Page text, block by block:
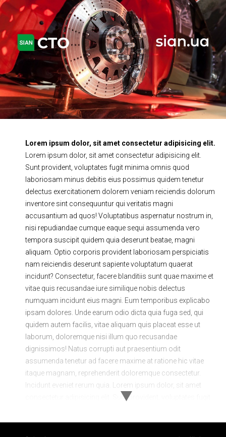
ГРМ Шиномонтаж
Запчастини Двигун
Гальмівна система Заміна Ременей
Lorem ipsum dolor, sit amet consectetur adipisicing elit.
Lorem ipsum dolor, sit amet consectetur adipisicing elit.
Sunt provident, voluptates fugit minima omnis quod
laboriosam minus debitis eius possimus quidem tenetur
delectus exercitationem dolorem veniam reiciendis dolorum
inventore sint consequuntur qui veritatis magni
accusantium ad quos! Voluptatibus aspernatur nostrum in,
nisi repudiandae cumque eaque sequi assumenda vero
tempora suscipit quidem quia deserunt beatae, magni
aliquam. Optio corporis provident laboriosam perspiciatis
nam reiciendis deserunt sapiente voluptatum quaerat
incidunt? Consectetur, facere blanditiis sunt quae maxime et
vitae quis recusandae iure similique nobis delectus
numquam incidunt eius magni. Eum temporibus explicabo
ipsam dolores. Unde earum odio dicta quia fuga sed, qui
quidem autem facilis, vitae aliquam quis placeat esse ut
laborum, doloremque nisi illum quo recusandae
dignissimos! Natus corrupti aut praesentium odit
assumenda tenetur ad facere maxime at ratione hic vitae
itaque magnam, reprehenderit doloremque consectetur.
Incidunt eveniet rerum quia. Lorem ipsum dolor, sit amet
consectetur adipisicing elit. Sunt provident, voluptates fugit
possimus quidem tenetur delectus exercitationem dolorem